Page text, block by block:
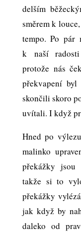
delším
směrem k
tempo. Po pár
k naší
protože nás
překvapení
skončili skoro
uvítali. I když
Hned po
malinko
překážky jsou
takže si to
překážky
jak když by
daleko od